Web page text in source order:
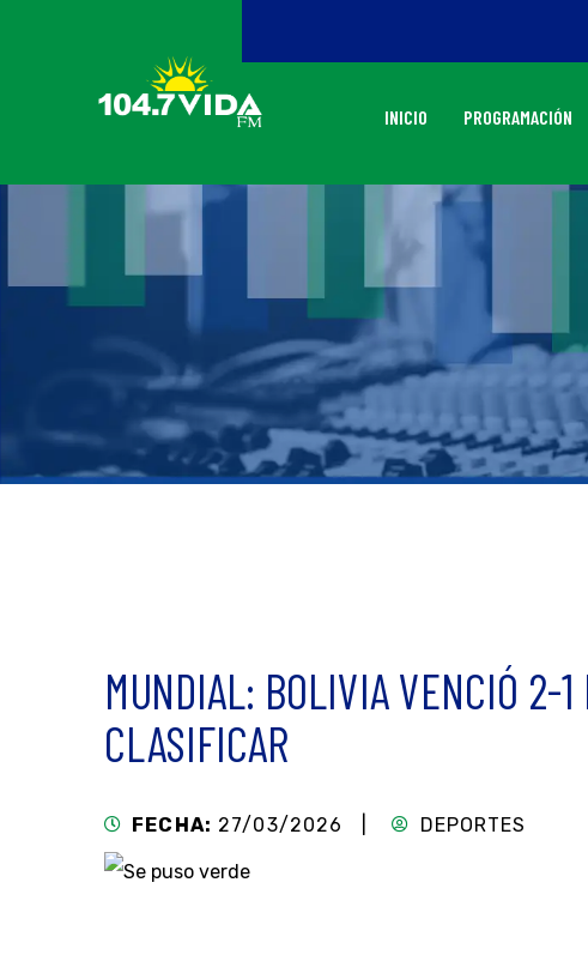
INICIO PROGRAMACIÓN
MUNDIAL: BOLIVIA VENCIÓ 2-1
CLASIFICAR
FECHA: 27/03/2026 | DEPORTES